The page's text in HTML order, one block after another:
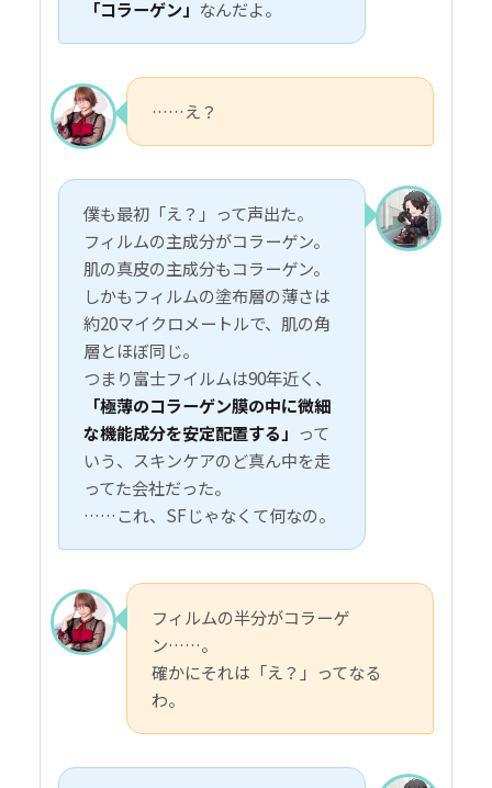
「コラーゲン」 なんだよ。
……え？
僕も最初「え？」って声出た。
フィルムの主成分がコラーゲン。
肌の真皮の主成分もコラーゲン。
しかもフィルムの塗布層の薄さは
約20マイクロメートルで、肌の角
層とほぼ同じ。
つまり富士フイルムは90年近く、
「極薄のコラーゲン膜の中に微細
な機能成分を安定配置する」 って
いう、スキンケアのど真ん中を走
ってた会社だった。
……これ、SFじゃなくて何なの。
フィルムの半分がコラーゲ
ン……。
確かにそれは「え？」ってなる
わ。